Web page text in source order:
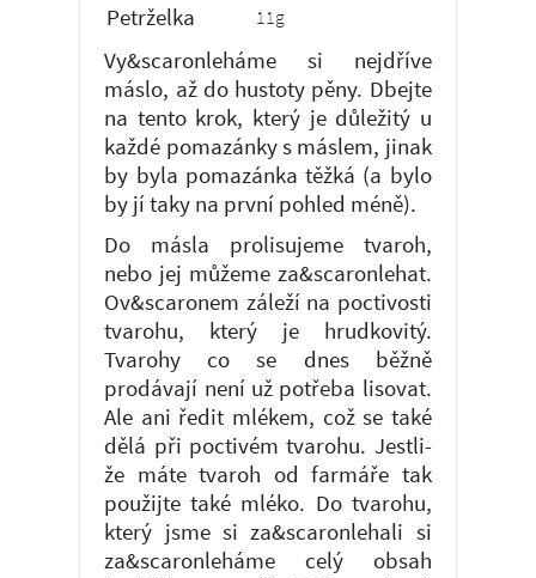
Petrželka 11g
Vy&scaronleháme si nejdříve
máslo, až do hustoty pěny. Dbejte
na tento krok, který je důležitý u
každé pomazánky s máslem, jinak
by byla pomazánka těžká (a bylo
by jí taky na první pohled méně).
Do másla prolisujeme tvaroh,
nebo jej můžeme za&scaronlehat.
Ov&scaronem záleží na poctivosti
tvarohu, který je hrudkovitý.
Tvarohy co se dnes běžně
prodávají není už potřeba lisovat.
Ale ani ředit mlékem, což se také
dělá při poctivém tvarohu. Jestli-
že máte tvaroh od farmáře tak
použijte také mléko. Do tvarohu,
který jsme si za&scaronlehali si
za&scaronleháme celý obsah